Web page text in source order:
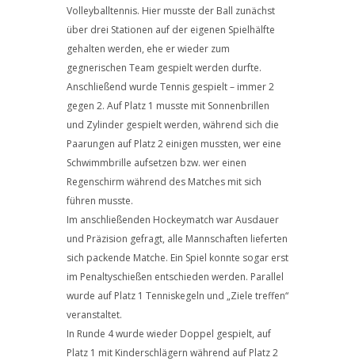
Volleyballtennis. Hier musste der Ball zunächst
über drei Stationen auf der eigenen Spielhälfte
gehalten werden, ehe er wieder zum
gegnerischen Team gespielt werden durfte.
Anschließend wurde Tennis gespielt – immer 2
gegen 2. Auf Platz 1 musste mit Sonnenbrillen
und Zylinder gespielt werden, während sich die
Paarungen auf Platz 2 einigen mussten, wer eine
Schwimmbrille aufsetzen bzw. wer einen
Regenschirm während des Matches mit sich
führen musste.
Im anschließenden Hockeymatch war Ausdauer
und Präzision gefragt, alle Mannschaften lieferten
sich packende Matche. Ein Spiel konnte sogar erst
im Penaltyschießen entschieden werden. Parallel
wurde auf Platz 1 Tenniskegeln und „Ziele treffen“
veranstaltet.
In Runde 4 wurde wieder Doppel gespielt, auf
Platz 1 mit Kinderschlägern während auf Platz 2